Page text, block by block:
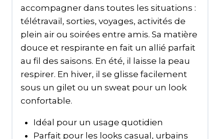
accompagner dans toutes les situations :
télétravail, sorties, voyages, activités de
plein air ou soirées entre amis. Sa matière
douce et respirante en fait un allié parfait
au fil des saisons. En été, il laisse la peau
respirer. En hiver, il se glisse facilement
sous un gilet ou un sweat pour un look
confortable.
Idéal pour un usage quotidien
Parfait pour les looks casual, urbains